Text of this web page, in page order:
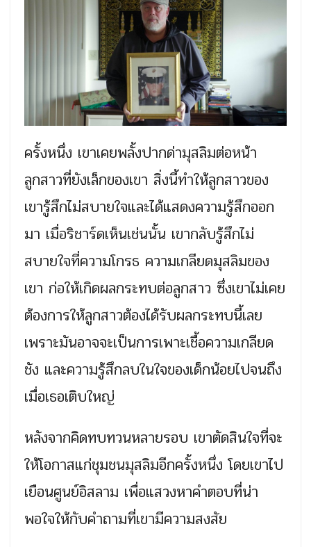
ครั้งหนึ่ง เขาเคยพลั้งปากด่ามุสลิมต่อหน้า
ลูกสาวที่ยังเล็กของเขา สิ่งนี้ทำให้ลูกสาวของ
เขารู้สึกไม่สบายใจและได้แสดงความรู้สึกออก
มา เมื่อริชาร์ดเห็นเช่นนั้น เขากลับรู้สึกไม่
สบายใจที่ความโกรธ ความเกลียดมุสลิมของ
เขา ก่อให้เกิดผลกระทบต่อลูกสาว ซึ่งเขาไม่เคย
ต้องการให้ลูกสาวต้องได้รับผลกระทบนี้เลย
เพราะมันอาจจะเป็นการเพาะเชื้อความเกลียด
ชัง และความรู้สึกลบในใจของเด็กน้อยไปจนถึง
เมื่อเธอเติบใหญ่
หลังจากคิดทบทวนหลายรอบ เขาตัดสินใจที่จะ
ให้โอกาสแก่ชุมชนมุสลิมอีกครั้งหนึ่ง โดยเขาไป
เยือนศูนย์อิสลาม เพื่อแสวงหาคำตอบที่น่า
พอใจให้กับคำถามที่เขามีความสงสัย